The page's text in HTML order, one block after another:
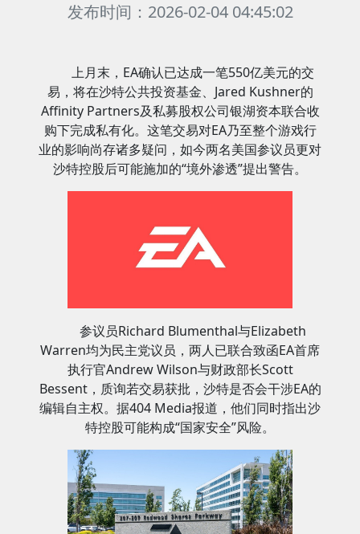
发布时间：2026-02-04 04:45:02
上月末，EA确认已达成一笔550亿美元的交
易，将在沙特公共投资基金、Jared Kushner的
Affinity Partners及私募股权公司银湖资本联合收
购下完成私有化。这笔交易对EA乃至整个游戏行
业的影响尚存诸多疑问，如今两名美国参议员更对
沙特控股后可能施加的“境外渗透”提出警告。
参议员Richard Blumenthal与Elizabeth
Warren均为民主党议员，两人已联合致函EA首席
执行官Andrew Wilson与财政部长Scott
Bessent，质询若交易获批，沙特是否会干涉EA的
编辑自主权。据404 Media报道，他们同时指出沙
特控股可能构成“国家安全”风险。